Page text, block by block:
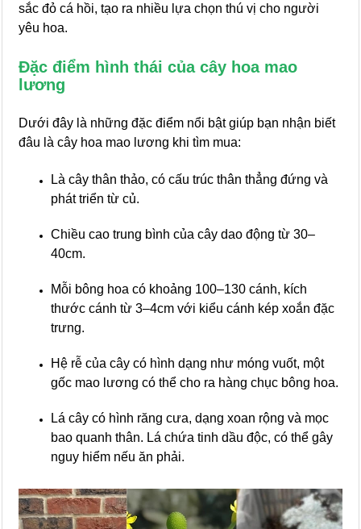
sắc đỏ cá hồi, tạo ra nhiều lựa chọn thú vị cho người
yêu hoa.
Đặc điểm hình thái của cây hoa mao
lương
Dưới đây là những đặc điểm nổi bật giúp bạn nhận biết
đâu là cây hoa mao lương khi tìm mua:
Là cây thân thảo, có cấu trúc thân thẳng đứng và
phát triển từ củ.
Chiều cao trung bình của cây dao động từ 30–
40cm.
Mỗi bông hoa có khoảng 100–130 cánh, kích
thước cánh từ 3–4cm với kiểu cánh kép xoắn đặc
trưng.
Hệ rễ của cây có hình dạng như móng vuốt, một
gốc mao lương có thể cho ra hàng chục bông hoa.
Lá cây có hình răng cưa, dạng xoan rộng và mọc
bao quanh thân. Lá chứa tinh dầu độc, có thể gây
nguy hiểm nếu ăn phải.